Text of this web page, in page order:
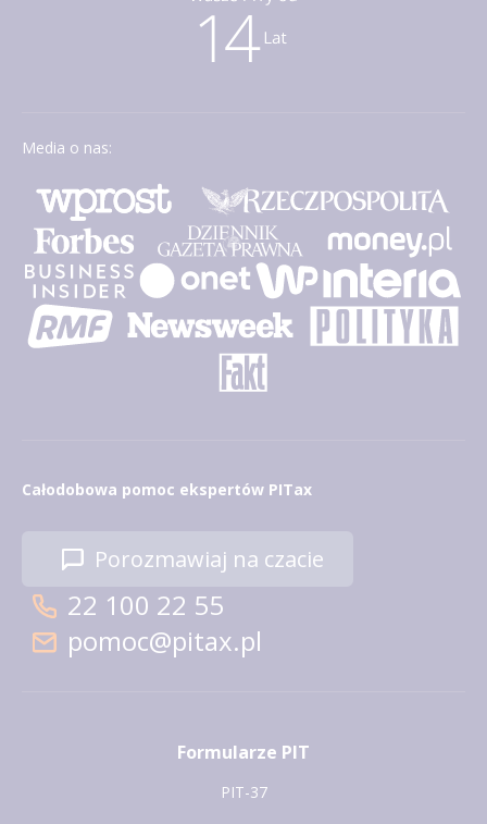
Media o nas:
Całodobowa pomoc ekspertów PITax
Porozmawiaj na czacie
22 100 22 55
pomoc@pitax.pl
Formularze PIT
PIT-37